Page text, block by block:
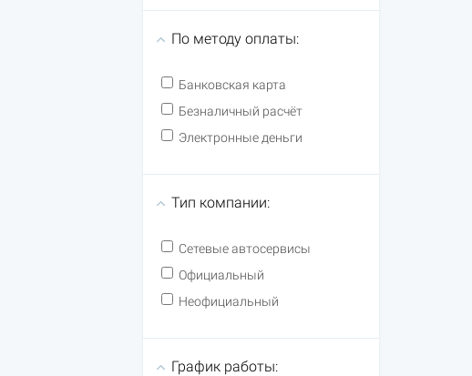
По методу оплаты:
Банковская карта
Безналичный расчёт
Электронные деньги
Тип компании:
Сетевые автосервисы
Официальный
Неофициальный
График работы: